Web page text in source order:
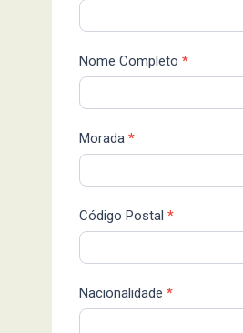
Nome Completo *
Morada *
Código Postal *
Nacionalidade *